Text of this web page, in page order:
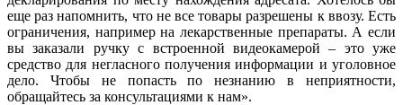
еще раз напомнить, что не все товары разрешены к ввозу. Есть
ограничения, например на лекарственные препараты. А если
вы заказали ручку с встроенной видеокамерой – это уже
средство для негласного получения информации и уголовное
дело. Чтобы не попасть по незнанию в неприятности,
обращайтесь за консультациями к нам».